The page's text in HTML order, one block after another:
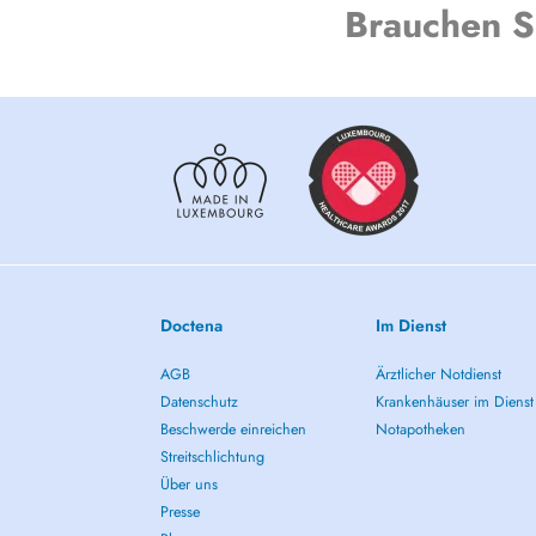
Coach. Yoga and meditation teacher.
- anxiety, panic attacks, depression, burnout
- stress and post-traumatic stress disorder;
- eating disorders;
- sexual disorders and couple/family dynamics
- motherhood and parenting;
between mind, body, spirit, emotions, and energy.
Brauchen
Doctena
AGB
Datenschutz
Beschwerde einreichen
Streitschlichtung
Über uns
Presse
Im Dienst
Ärztlicher Notdienst
Krankenhäuser im Dienst
Notapotheken